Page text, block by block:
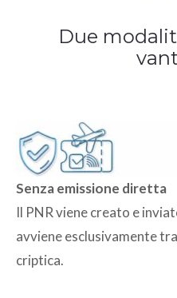
Due
Senza emissione diretta
Il PNR viene creato e
avviene esclusivamente
criptica.